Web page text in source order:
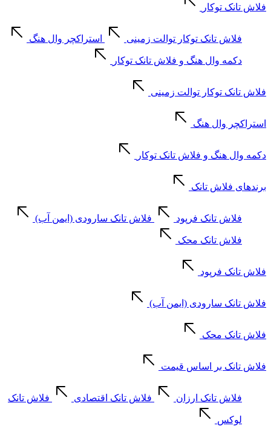
فلاش تانک توکار
فلاش تانک توکار توالت زمینی استراکچر وال هنگ
دکمه وال هنگ و فلاش تانک توکار
فلاش تانک توکار توالت زمینی
استراکچر وال هنگ
دکمه وال هنگ و فلاش تانک توکار
برندهای فلاش تانک
فلاش تانک فرپود فلاش تانک سارودی (ایمن آب)
فلاش تانک محک
فلاش تانک فرپود
فلاش تانک سارودی (ایمن آب)
فلاش تانک محک
فلاش تانک بر اساس قیمت
فلاش تانک ارزان فلاش تانک اقتصادی فلاش تانک
لوکس